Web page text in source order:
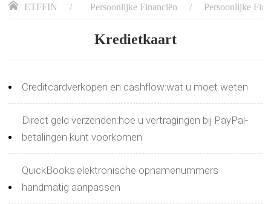
ETFFIN Persoonlijke Financiën Persoonlijke
Kredietkaart
Creditcardverkopen en cashflow:wat u moet weten
Direct geld verzenden:hoe u vertragingen bij PayPal-
betalingen kunt voorkomen
QuickBooks:elektronische opnamenummers
handmatig aanpassen